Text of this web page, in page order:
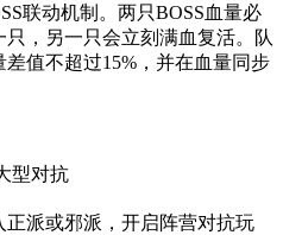
联动机制。两只BOSS血量必
，另一只会立刻满血复活。队
值不超过15%，并在血量同步
型对抗
派或邪派，开启阵营对抗玩